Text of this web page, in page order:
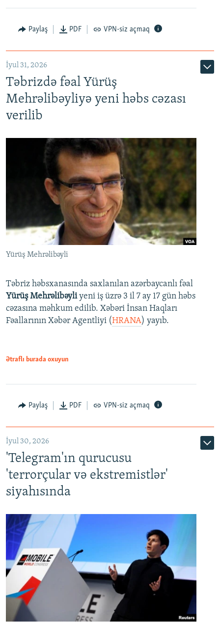
Paylaş PDF VPN-siz açmaq
İyul 31, 2026
Təbrizdə fəal Yürüş
Mehrəlibəyliyə yeni həbs cəzası
verilib
Yürüş Mehrəlibəyli
Təbriz həbsxanasında saxlanılan azərbaycanlı fəal
Yürüş Mehrəlibəyliyeni iş üzrə 3 il 7 ay 17 gün həbs
cəzasına məhkum edilib. Xəbəri İnsan Haqları
Fəallarının Xəbər Agentliyi (HRANA) yayıb.
Ətraflı burada oxuyun
Paylaş PDF VPN-siz açmaq
İyul 30, 2026
'Telegram'ın qurucusu
'terrorçular və ekstremistlər'
siyahısında